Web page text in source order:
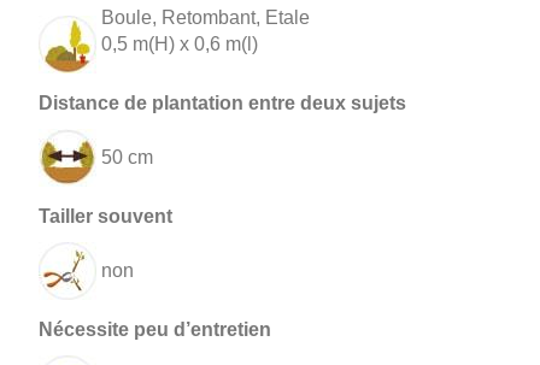
Boule, Retombant, Etale
0,5 m(H) x 0,6 m(l)
50 cm
non